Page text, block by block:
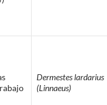
Dermestes lardarius
(Linnaeus)